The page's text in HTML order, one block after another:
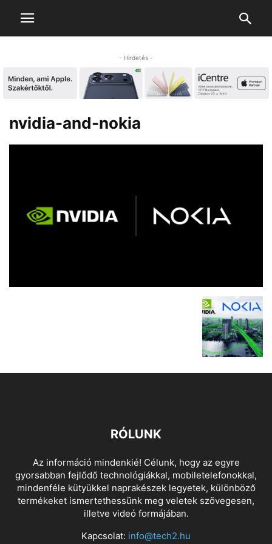
- Hirdetés -
nvidia-and-nokia
RÓLUNK
Az információ mindenkié! Célunk, hogy az egyre
gyorsabban fejlődő technológiákkal, mobiletelefonokkal,
mindenféle kütyükkel naprakészek legyetek, különböző
termékeket ismertethessünk meg veletek szövegesen,
illetve videó formájában.
Kapcsolat: info@tech2.hu